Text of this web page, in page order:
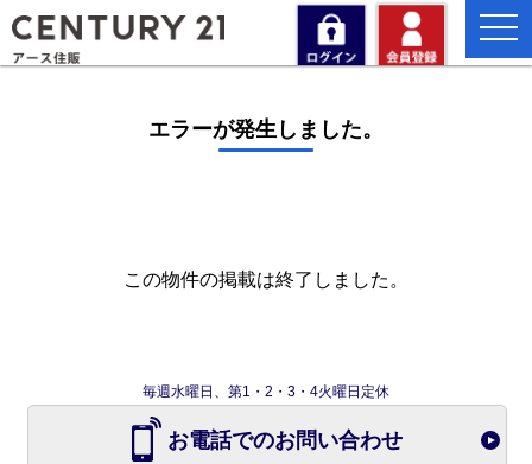
エラーが発生しました。
この物件の掲載は終了しました。
毎週水曜日、第1・2・3・4火曜日定休
お電話でのお問い合わせ